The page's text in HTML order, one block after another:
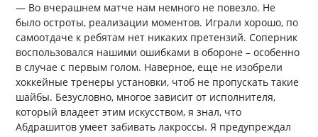
— Во вчерашнем матче нам немного не повезло. Не
было остроты, реализации моментов. Играли хорошо, по
самоотдаче к ребятам нет никаких претензий. Соперник
воспользовался нашими ошибками в обороне – особенно
в случае с первым голом. Наверное, еще не изобрели
хоккейные тренеры установки, чтоб не пропускать такие
шайбы. Безусловно, многое зависит от исполнителя,
который владеет этим искусством, я знал, что
Абдрашитов умеет забивать лакроссы. Я предупреждал